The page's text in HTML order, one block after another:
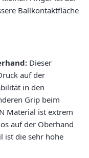
Ballkontaktfläche
Dieser
auf der
in den
Grip beim
Material ist extrem
auf der Oberhand
ist die sehr hohe